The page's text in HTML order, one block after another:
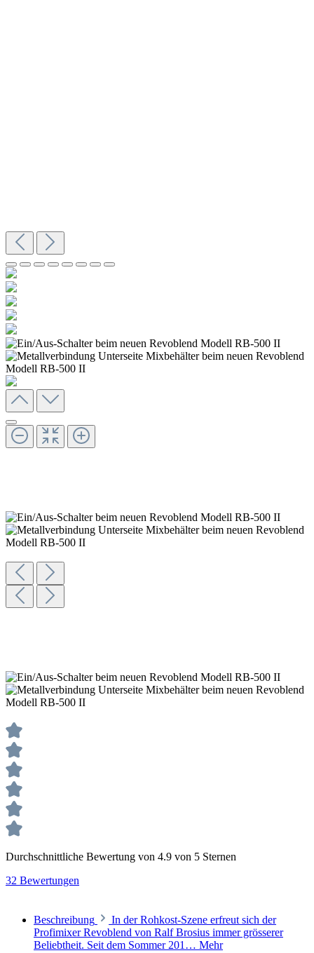
Durchschnittliche Bewertung von 4.9 von 5 Sternen
32 Bewertungen
Beschreibung
In der Rohkost-Szene erfreut sich der
Profimixer Revoblend von Ralf Brosius immer grösserer
Beliebtheit. Seit dem Sommer 201… Mehr